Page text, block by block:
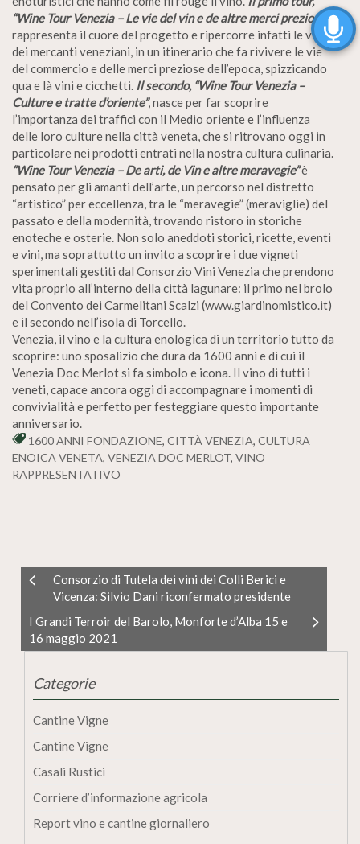
“Wine Tour Venezia – Le vie del vin e de altre merci preziose”,
rappresenta il cuore del progetto e ripercorre infatti le vie
dei mercanti veneziani, in un itinerario che fa rivivere le vie
del commercio e delle merci preziose dell’epoca, spizzicando
qua e là vini e cicchetti. Il secondo, “Wine Tour Venezia –
Culture e tratte d’oriente”, nasce per far scoprire
l’importanza dei traffici con il Medio oriente e l’influenza
delle loro culture nella città veneta, che si ritrovano oggi in
particolare nei prodotti entrati nella nostra cultura culinaria.
“Wine Tour Venezia – De arti, de Vin e altre meravegie”è
pensato per gli amanti dell’arte, un percorso nel distretto
“artistico” per eccellenza, tra le “meravegie” (meraviglie) del
passato e della modernità, trovando ristoro in storiche
enoteche e osterie. Non solo aneddoti storici, ricette, eventi
e vini, ma soprattutto un invito a scoprire i due vigneti
sperimentali gestiti dal Consorzio Vini Venezia che prendono
vita proprio all’interno della città lagunare: il primo nel brolo
del Convento dei Carmelitani Scalzi (www.giardinomistico.it)
e il secondo nell’isola di Torcello.
Venezia, il vino e la cultura enologica di un territorio tutto da
scoprire: uno sposalizio che dura da 1600 anni e di cui il
Venezia Doc Merlot si fa simbolo e icona. Il vino di tutti i
veneti, capace ancora oggi di accompagnare i momenti di
convivialità e perfetto per festeggiare questo importante
anniversario.
1600 ANNI FONDAZIONE, CITTÀ VENEZIA, CULTURA
ENOICA VENETA, VENEZIA DOC MERLOT, VINO
RAPPRESENTATIVO
Consorzio di Tutela dei vini dei Colli Berici e
Vicenza: Silvio Dani riconfermato presidente
I Grandi Terroir del Barolo, Monforte d’Alba 15 e
16 maggio 2021
Categorie
Cantine Vigne
Cantine Vigne
Casali Rustici
Corriere d’informazione agricola
Report vino e cantine giornaliero